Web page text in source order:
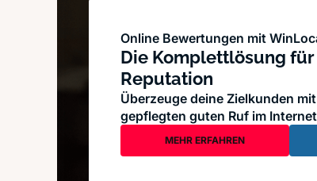
Online Bewertungen mit
Die Komplettlösung
Reputation
Überzeuge deine Zielkunden
gepflegten guten Ruf im
MEHR ERFAHREN